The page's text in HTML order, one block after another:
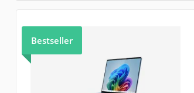
Bestseller